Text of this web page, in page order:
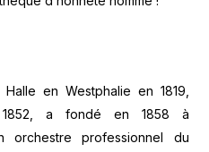
en Westphalie en 1819,
1852, a fondé en 1858 à
orchestre professionnel du